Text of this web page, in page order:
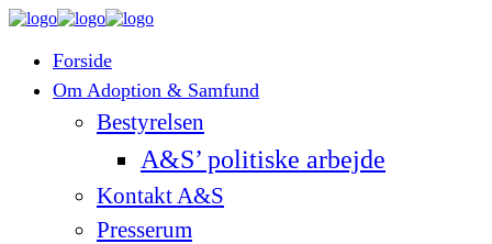
Forside
Om Adoption & Samfund
Bestyrelsen
A&S’ politiske arbejde
Kontakt A&S
Presserum